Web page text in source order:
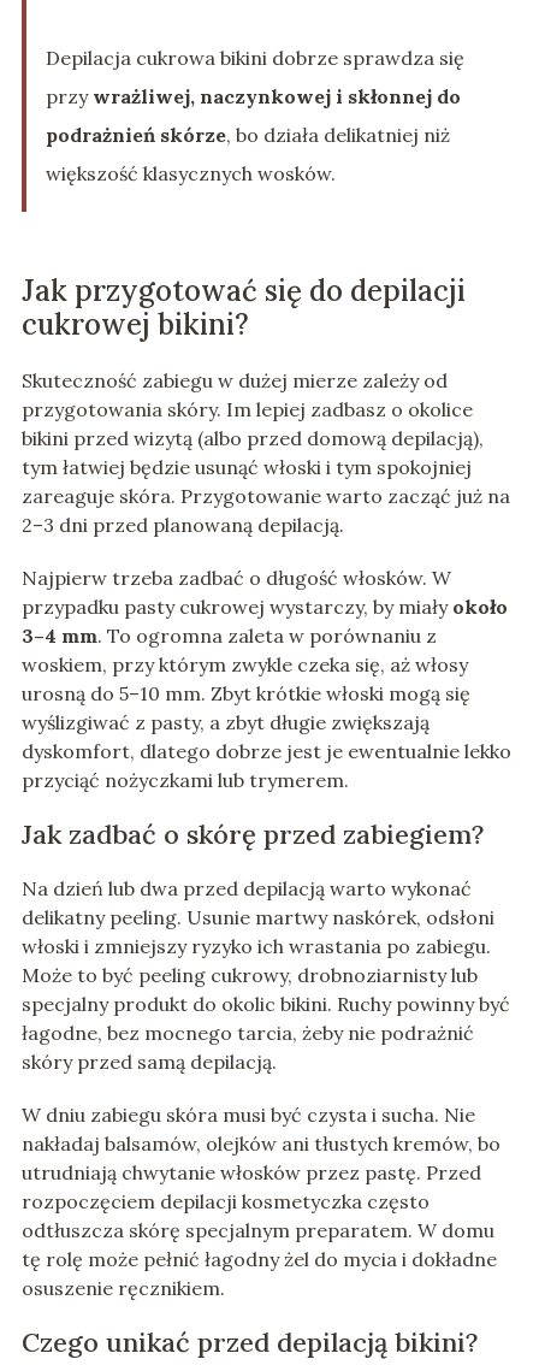
Depilacja cukrowa bikini dobrze sprawdza się
przy wrażliwej, naczynkowej i skłonnej do
podrażnień skórze, bo działa delikatniej niż
większość klasycznych wosków.
Jak przygotować się do depilacji
cukrowej bikini?
Skuteczność zabiegu w dużej mierze zależy od
przygotowania skóry. Im lepiej zadbasz o okolice
bikini przed wizytą (albo przed domową depilacją),
tym łatwiej będzie usunąć włoski i tym spokojniej
zareaguje skóra. Przygotowanie warto zacząć już na
2–3 dni przed planowaną depilacją.
Najpierw trzeba zadbać o długość włosków. W
przypadku pasty cukrowej wystarczy, by miały około
3–4 mm. To ogromna zaleta w porównaniu z
woskiem, przy którym zwykle czeka się, aż włosy
urosną do 5–10 mm. Zbyt krótkie włoski mogą się
wyślizgiwać z pasty, a zbyt długie zwiększają
dyskomfort, dlatego dobrze jest je ewentualnie lekko
przyciąć nożyczkami lub trymerem.
Jak zadbać o skórę przed zabiegiem?
Na dzień lub dwa przed depilacją warto wykonać
delikatny peeling. Usunie martwy naskórek, odsłoni
włoski i zmniejszy ryzyko ich wrastania po zabiegu.
Może to być peeling cukrowy, drobnoziarnisty lub
specjalny produkt do okolic bikini. Ruchy powinny być
łagodne, bez mocnego tarcia, żeby nie podrażnić
skóry przed samą depilacją.
W dniu zabiegu skóra musi być czysta i sucha. Nie
nakładaj balsamów, olejków ani tłustych kremów, bo
utrudniają chwytanie włosków przez pastę. Przed
rozpoczęciem depilacji kosmetyczka często
odtłuszcza skórę specjalnym preparatem. W domu
tę rolę może pełnić łagodny żel do mycia i dokładne
osuszenie ręcznikiem.
Czego unikać przed depilacją bikini?